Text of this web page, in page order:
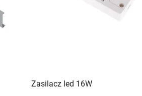
Zasilacz led 16W